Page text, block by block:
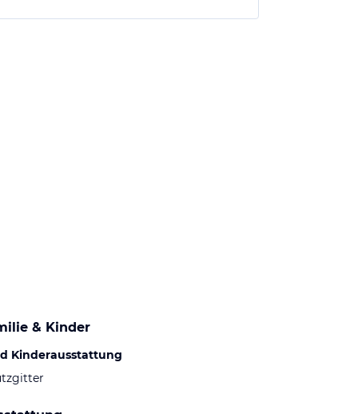
& Kinder
Kinderausstattung